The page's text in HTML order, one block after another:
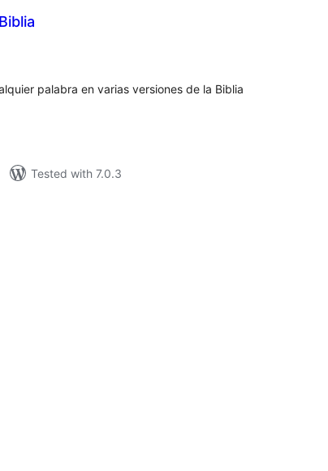
palabra en varias versiones de la Biblia
Tested with 7.0.3